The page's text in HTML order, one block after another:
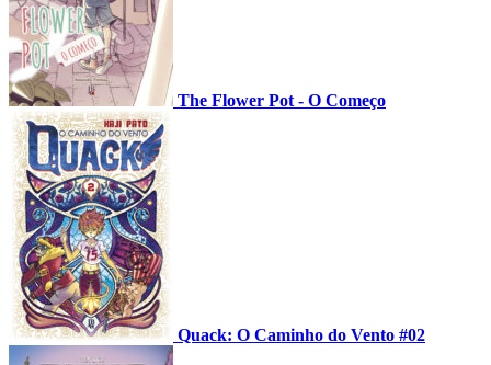
The Flower Pot - O Começo
Quack: O Caminho do Vento #02